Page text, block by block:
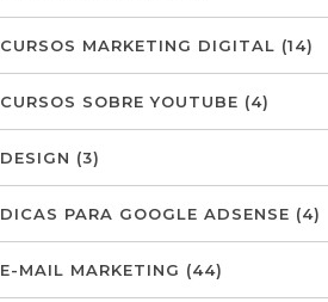
CURSOS MARKETING DIGITAL (14)
CURSOS SOBRE YOUTUBE (4)
DESIGN (3)
DICAS PARA GOOGLE ADSENSE (4)
E-MAIL MARKETING (44)